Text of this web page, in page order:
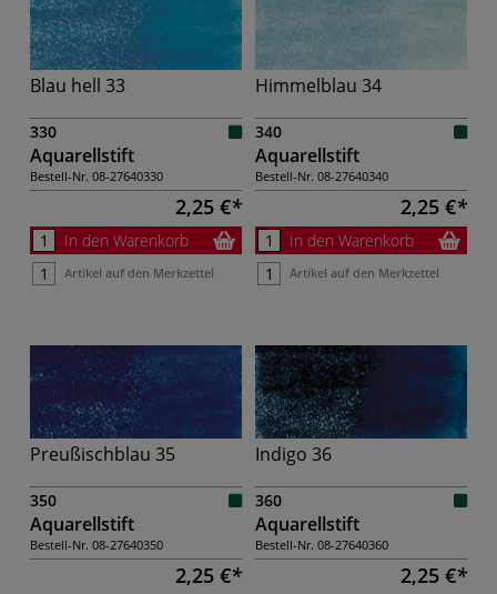
Blau hell 33
330
Aquarellstift
Bestell-Nr. 08-27640330
2,25 €
In den Warenkorb
Artikel auf den Merkzettel
Himmelblau 34
340
Aquarellstift
Bestell-Nr. 08-27640340
2,25 €
In den Warenkorb
Artikel auf den Merkzettel
Preußischblau 35
350
Aquarellstift
Bestell-Nr. 08-27640350
2,25 €
Indigo 36
360
Aquarellstift
Bestell-Nr. 08-27640360
2,25 €